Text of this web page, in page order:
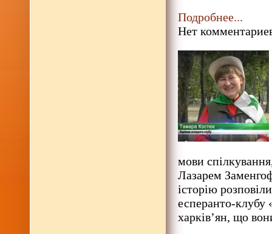
Подробнее...
Нет
мови
Лазарем
історію
есперанто-клубу
харків’ян, що